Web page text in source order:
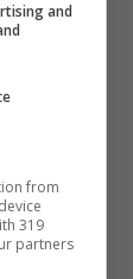
and
from
319
partners